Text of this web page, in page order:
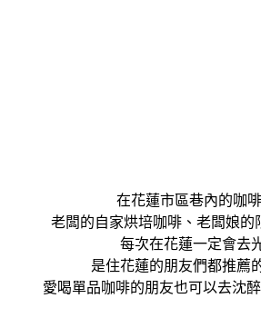
在花蓮市區巷內的咖啡
老闆的自家烘培咖啡、老闆娘的
每次在花蓮一定會去
是住花蓮的朋友們都推薦
愛喝單品咖啡的朋友也可以去沈